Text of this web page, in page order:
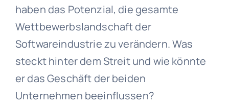
haben das Potenzial, die gesamte
Wettbewerbslandschaft der
Softwareindustrie zu verändern. Was
steckt hinter dem Streit und wie könnte
er das Geschäft der beiden
Unternehmen beeinflussen?